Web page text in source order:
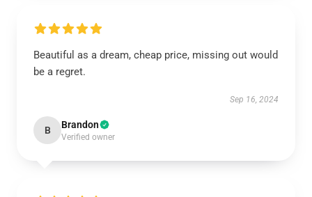
Beautiful as a dream, cheap price, missing out would
be a regret.
Sep 16, 2024
B Brandon
Verified owner